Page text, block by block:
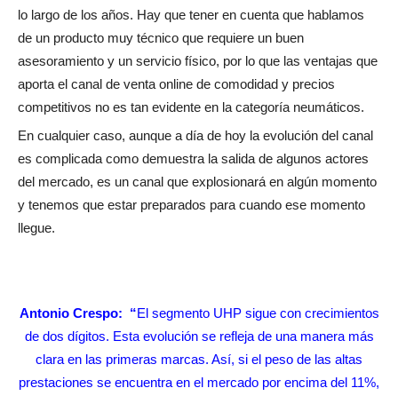
lo largo de los años. Hay que tener en cuenta que hablamos
de un producto muy técnico que requiere un buen
asesoramiento y un servicio físico, por lo que las ventajas que
aporta el canal de venta online de comodidad y precios
competitivos no es tan evidente en la categoría neumáticos.
En cualquier caso, aunque a día de hoy la evolución del canal
es complicada como demuestra la salida de algunos actores
del mercado, es un canal que explosionará en algún momento
y tenemos que estar preparados para cuando ese momento
llegue.
Antonio Crespo: “El segmento UHP sigue con crecimientos
de dos dígitos. Esta evolución se refleja de una manera más
clara en las primeras marcas. Así, si el peso de las altas
prestaciones se encuentra en el mercado por encima del 11%,